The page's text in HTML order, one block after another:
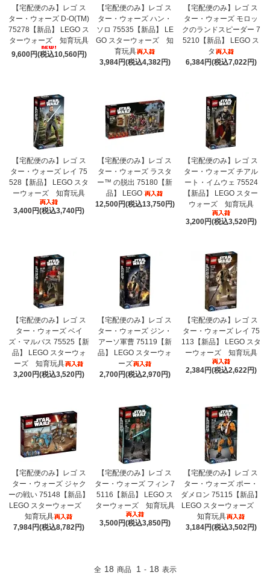
【宅配便のみ】レゴ ス
ター・ウォーズ D-O(TM)
75278【新品】 LEGO ス
ターウォーズ 知育玩具
9,600円(税込10,560円)
【宅配便のみ】レゴ ス
ター・ウォーズ ハン・
ソロ 75535【新品】 LE
GO スターウォーズ 知
育玩具
3,984円(税込4,382円)
【宅配便のみ】レゴ ス
ター・ウォーズ モロッ
クのランドスピーダー 7
5210【新品】 LEGO ス
タ
6,384円(税込7,022円)
【宅配便のみ】レゴ ス
ター・ウォーズ レイ 75
528【新品】 LEGO スタ
ーウォーズ 知育玩具
3,400円(税込3,740円)
【宅配便のみ】レゴ ス
ター・ウォーズ ラスタ
ー™ の脱出 75180【新
品】 LEGO
12,500円(税込13,750円)
【宅配便のみ】レゴ ス
ター・ウォーズ チアル
ート・イムウェ 75524
【新品】 LEGO スター
ウォーズ 知育玩具
3,200円(税込3,520円)
【宅配便のみ】レゴ ス
ター・ウォーズ ベイ
ズ・マルバス 75525【新
品】 LEGO スターウォ
ーズ 知育玩具
3,200円(税込3,520円)
【宅配便のみ】レゴ ス
ター・ウォーズ ジン・
アーソ軍曹 75119【新
品】 LEGO スターウォ
ーズ
2,700円(税込2,970円)
【宅配便のみ】レゴ ス
ター・ウォーズ レイ 75
113【新品】 LEGO スタ
ーウォーズ 知育玩具
2,384円(税込2,622円)
【宅配便のみ】レゴ ス
ター・ウォーズ ジャク
ーの戦い 75148【新品】
LEGO スターウォーズ
知育玩具
7,984円(税込8,782円)
【宅配便のみ】レゴ ス
ター・ウォーズ フィン 7
5116【新品】 LEGO ス
ターウォーズ 知育玩具
3,500円(税込3,850円)
【宅配便のみ】レゴ ス
ター・ウォーズ ポー・
ダメロン 75115【新品】
LEGO スターウォーズ
知育玩具
3,184円(税込3,502円)
全 18 商品 1 - 18 表示